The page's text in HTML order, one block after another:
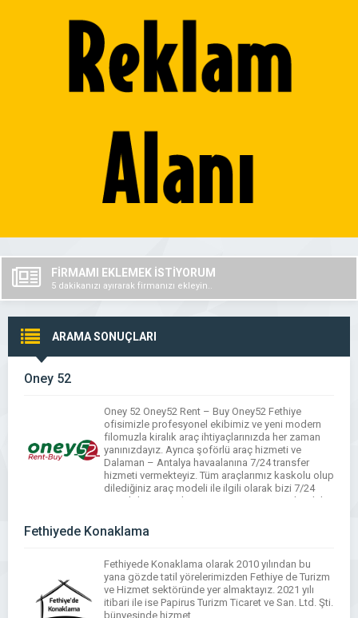
FİRMAMI EKLEMEK İSTİYORUM
5 dakikanızı ayırarak firmanızı ekleyin..
ARAMA SONUÇLARI
Oney 52
Oney 52 Oney52 Rent – Buy Oney52 Fethiye
ofisimizle profesyonel ekibimiz ve yeni modern
filomuzla kiralık araç ihtiyaçlarınızda her zaman
yanınızdayız. Ayrıca şoförlü araç hizmeti ve
Dalaman – Antalya havaalanına 7/24 transfer
hizmeti vermekteyiz. Tüm araçlarımız kaskolu olup
dilediğiniz araç modeli ile ilgili olarak bizi 7/24
arayabilirsiniz. Hikayemiz 2010 Firmamızı kurduk
Fethiyede Konaklama
Fethiyede Konaklama olarak 2010 yılından bu
yana gözde tatil yörelerimizden Fethiye de Turizm
ve Hizmet sektöründe yer almaktayız. 2021 yılı
itibari ile ise Papirus Turizm Ticaret ve San. Ltd. Şti.
bünyesinde hizmet